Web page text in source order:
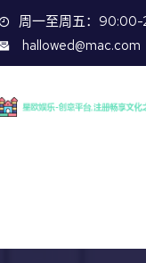
周一至周五：90:00-
hallowed@mac.com